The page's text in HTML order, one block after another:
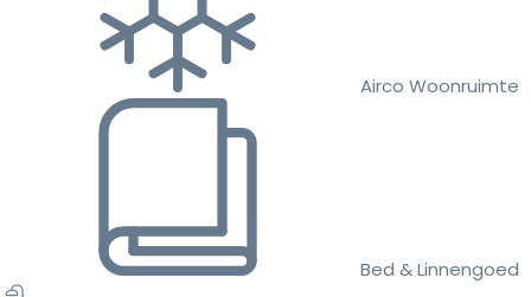
Airco Woonruimte
Bed & Linnengoed